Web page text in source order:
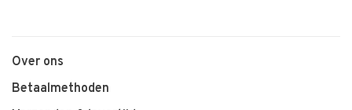
Over ons
Betaalmethoden